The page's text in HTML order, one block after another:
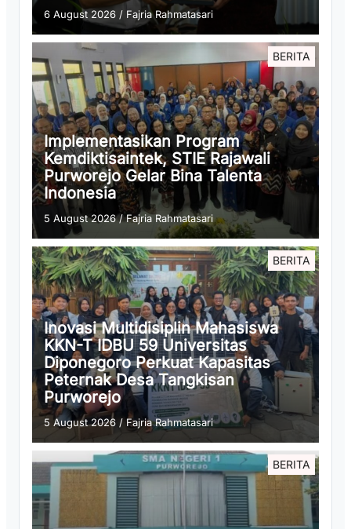
6 August 2026 / Fajria Rahmatasari
BERITA
Implementasikan Program
Kemdiktisaintek, STIE Rajawali
Purworejo Gelar Bina Talenta
Indonesia
5 August 2026/Fajria Rahmatasari
BERITA
Inovasi Multidisiplin Mahasiswa
KKN-T IDBU 59 Universitas
Diponegoro Perkuat Kapasitas
Peternak Desa Tangkisan
Purworejo
5 August 2026 /Fajria Rahmatasari
BERITA